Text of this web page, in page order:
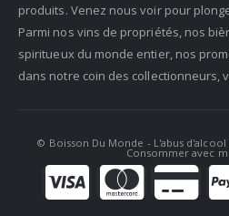
produits. Venez nous voir pour
Parmi nos vins de propriétés, nos
spiritueux du monde entier, nos
dans notre coin des collectionneurs,
© Boisson Du Monde - L'abus d'alcool
Consommer avec